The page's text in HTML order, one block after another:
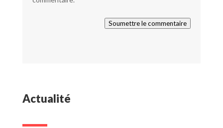
Soumettre le commentaire
Actualité